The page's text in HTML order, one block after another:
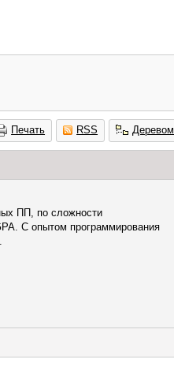
Печать RSS Деревом
ПП, по сложности
С опытом программирования